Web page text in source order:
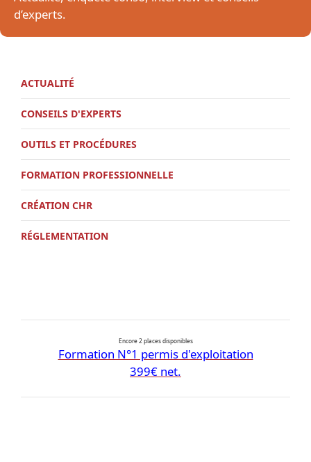
d’experts.
ACTUALITÉ
CONSEILS D'EXPERTS
OUTILS ET PROCÉDURES
FORMATION PROFESSIONNELLE
CRÉATION CHR
RÉGLEMENTATION
Encore 2 places disponibles
Formation N°1 permis d'exploitation
399€ net.